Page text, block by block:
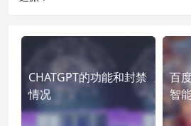
CHATGPT的功能和封禁
情况
百
智